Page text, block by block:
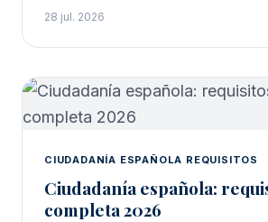
28 jul. 2026
CIUDADANÍA ESPAÑOLA REQUISITOS
Ciudadanía española:
completa 2026